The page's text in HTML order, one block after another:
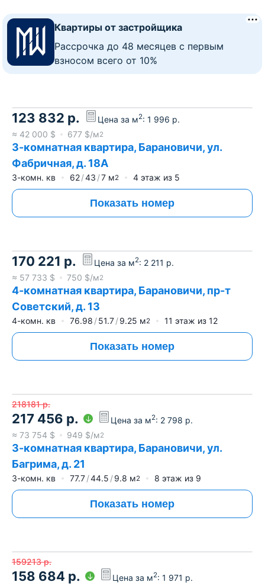
123 832 р. Цена за м2: 1 996 р.
≈ 42 000 $ 677 $/м2
3-комнатная квартира, Барановичи, ул.
Фабричная, д. 18А
3-комн. кв 62 43 7 м2 4 этаж из 5
Показать номер
170 221 р. Цена за м2: 2 211 р.
≈ 57 733 $ 750 $/м2
4-комнатная квартира, Барановичи, пр-т
Советский, д. 13
4-комн. кв 76.98 51.7 9.25 м2 11 этаж из 12
Показать номер
218181 р.
217 456 р. Цена за м2: 2 798 р.
≈ 73 754 $ 949 $/м2
3-комнатная квартира, Барановичи, ул.
Багрима, д. 21
3-комн. кв 77.7 44.5 9.8 м2 8 этаж из 9
Показать номер
159213 р.
158 684 р. Цена за м2: 1 971 р.
Квартиры от застройщика
Рассрочка до 48 месяцев с первым
взносом всего от 10%